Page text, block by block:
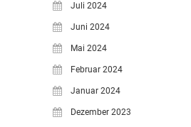
Juli 2024
Juni 2024
Mai 2024
Februar 2024
Januar 2024
Dezember 2023